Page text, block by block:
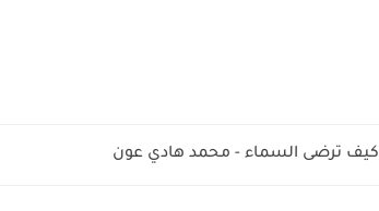
كيف ترضى السماء - محمد هادي عون